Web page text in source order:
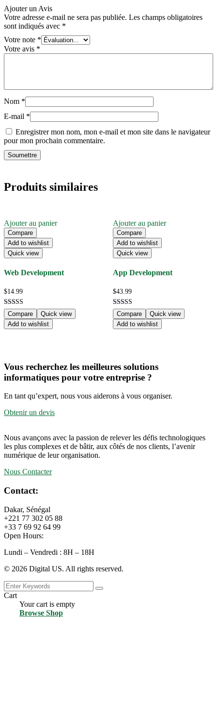
Ajouter un Avis
Votre adresse e-mail ne sera pas publiée. Les champs obligatoires
sont indiqués avec *
Votre note *
Votre avis *
Nom *
E-mail *
Enregistrer mon nom, mon e-mail et mon site dans le navigateur
pour mon prochain commentaire.
Produits similaires
Ajouter au panier
Compare
Add to wishlist
Quick view
Web Development
$14.99
Note
4.00
sur 5
Compare
Quick view
Add to wishlist
Ajouter au panier
Compare
Add to wishlist
Quick view
App Development
$43.99
Note
4.00
sur 5
Compare
Quick view
Add to wishlist
Vous recherchez les meilleures solutions
informatiques pour votre entreprise ?
En tant qu’expert, nous vous aiderons à vous organiser.
Obtenir un devis
Nous avançons avec la passion de relever les défis technologiques
les plus complexes et de bâtir, aux côtés de nos clients, l’avenir
numérique de leur organisation.
Nous Contacter
Contact:
Dakar, Sénégal
+221 77 302 05 88
+33 7 69 92 64 99
Open Hours:
Lundi – Vendredi : 8H – 18H
© 2026 Digital US. All rights reserved.
Cart
Your cart is empty
Browse Shop